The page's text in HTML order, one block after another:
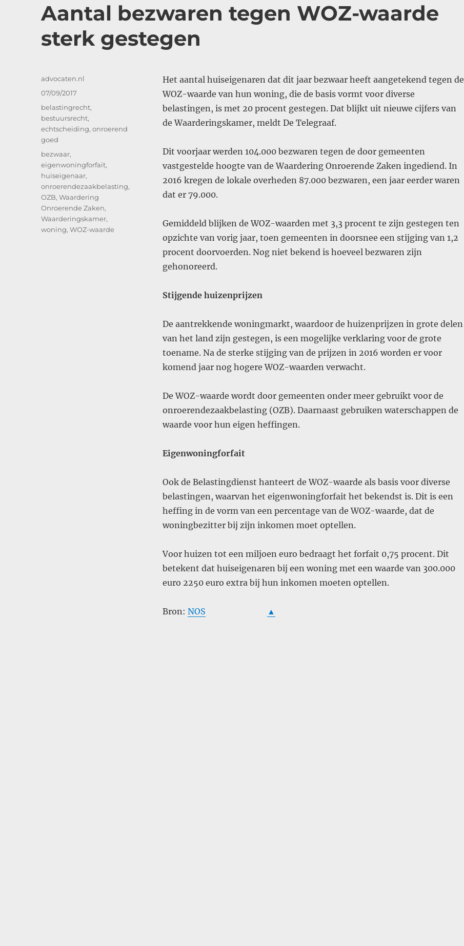
Aantal bezwaren tegen WOZ-waarde
sterk gestegen
Het aantal huiseigenaren dat dit jaar bezwaar heeft aangetekend tegen de
WOZ-waarde van hun woning, die de basis vormt voor diverse
belastingen, is met 20 procent gestegen. Dat blijkt uit nieuwe cijfers van
de Waarderingskamer, meldt De Telegraaf.
Dit voorjaar werden 104.000 bezwaren tegen de door gemeenten
vastgestelde hoogte van de Waardering Onroerende Zaken ingediend. In
2016 kregen de lokale overheden 87.000 bezwaren, een jaar eerder waren
dat er 79.000.
Gemiddeld blijken de WOZ-waarden met 3,3 procent te zijn gestegen ten
opzichte van vorig jaar, toen gemeenten in doorsnee een stijging van 1,2
procent doorvoerden. Nog niet bekend is hoeveel bezwaren zijn
gehonoreerd.
Stijgende huizenprijzen
De aantrekkende woningmarkt, waardoor de huizenprijzen in grote delen
van het land zijn gestegen, is een mogelijke verklaring voor de grote
toename. Na de sterke stijging van de prijzen in 2016 worden er voor
komend jaar nog hogere WOZ-waarden verwacht.
De WOZ-waarde wordt door gemeenten onder meer gebruikt voor de
onroerendezaakbelasting (OZB). Daarnaast gebruiken waterschappen de
waarde voor hun eigen heffingen.
Eigenwoningforfait
Ook de Belastingdienst hanteert de WOZ-waarde als basis voor diverse
belastingen, waarvan het eigenwoningforfait het bekendst is. Dit is een
heffing in de vorm van een percentage van de WOZ-waarde, dat de
woningbezitter bij zijn inkomen moet optellen.
Voor huizen tot een miljoen euro bedraagt het forfait 0,75 procent. Dit
betekent dat huiseigenaren bij een woning met een waarde van 300.000
euro 2250 euro extra bij hun inkomen moeten optellen.
Bron: NOS ▲
Auteur
advocaten.nl
Geplaatst
op
07/09/2017
Categorieën
belastingrecht,
bestuursrecht,
echtscheiding,onroerend
goed
Tags
bezwaar,
eigenwoningforfait,
huiseigenaar,
onroerendezaakbelasting,
OZB,Waardering
Onroerende Zaken,
Waarderingskamer,
woning,WOZ-waarde